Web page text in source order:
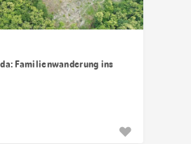
Familienwanderung ins